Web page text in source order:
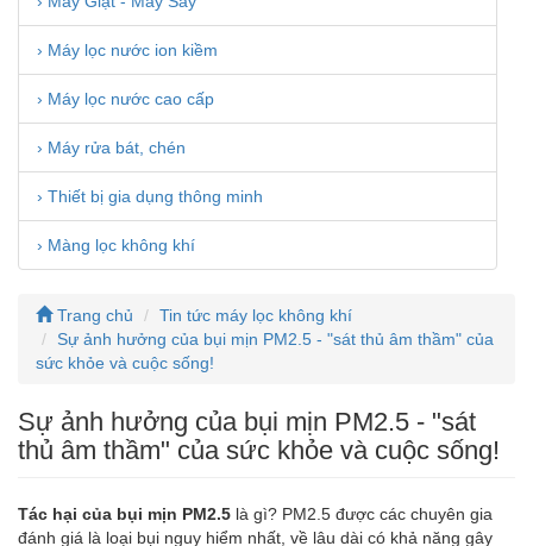
› Máy lọc nước ion kiềm
› Máy lọc nước cao cấp
› Máy rửa bát, chén
› Thiết bị gia dụng thông minh
› Màng lọc không khí
Trang chủ
Tin tức máy lọc không khí
Sự ảnh hưởng của bụi mịn PM2.5 - "sát thủ âm thầm" của
sức khỏe và cuộc sống!
Sự ảnh hưởng của bụi mịn PM2.5 - "sát
thủ âm thầm" của sức khỏe và cuộc sống!
Tác hại của bụi mịn PM2.5 là gì? PM2.5 được các chuyên gia
đánh giá là loại bụi nguy hiểm nhất, về lâu dài có khả năng gây